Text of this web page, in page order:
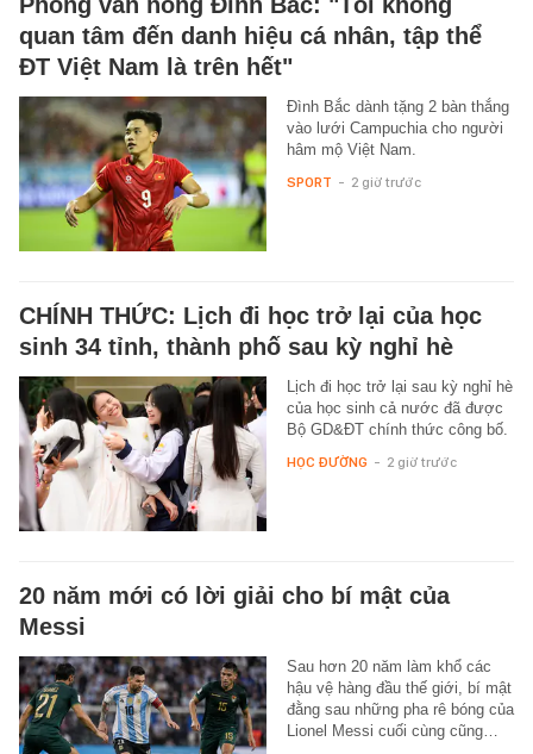
quan tâm đến danh hiệu cá nhân, tập thể
ĐT Việt Nam là trên hết"
Đình Bắc dành tặng 2 bàn thắng
vào lưới Campuchia cho người
hâm mộ Việt Nam.
SPORT - 2 giờ trước
CHÍNH THỨC: Lịch đi học trở lại của học
sinh 34 tỉnh, thành phố sau kỳ nghỉ hè
Lịch đi học trở lại sau kỳ nghỉ hè
của học sinh cả nước đã được
Bộ GD&ĐT chính thức công bố.
HỌC ĐƯỜNG - 2 giờ trước
20 năm mới có lời giải cho bí mật của
Messi
Sau hơn 20 năm làm khổ các
hậu vệ hàng đầu thế giới, bí mật
đằng sau những pha rê bóng của
Lionel Messi cuối cùng cũng…